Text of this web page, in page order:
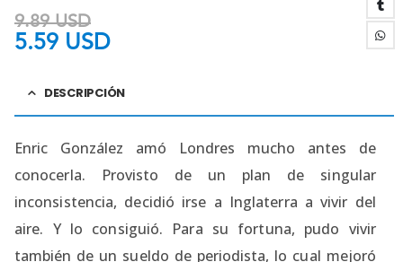
9.89USD
5.59 USD
DESCRIPCIÓN
Enric González amó Londres mucho antes de
conocerla. Provisto de un plan de singular
inconsistencia, decidió irse a Inglaterra a vivir del
aire. Y lo consiguió. Para su fortuna, pudo vivir
también de un sueldo de periodista, lo cual mejoró